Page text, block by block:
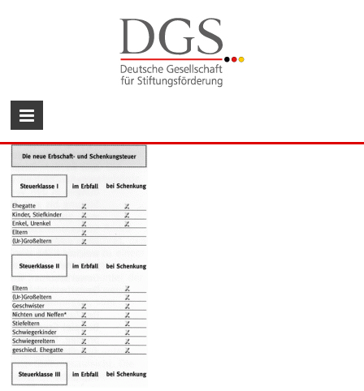
DGS
Deutsche
Gesellschaft
für
Stiftungsförderung